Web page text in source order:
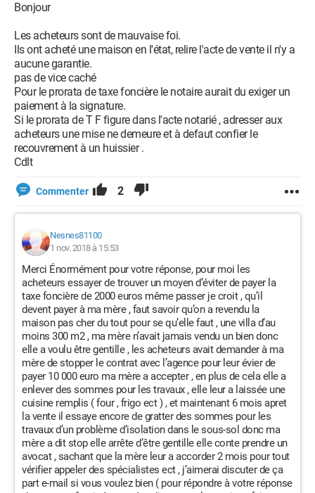
Bonjour
Les acheteurs sont de mauvaise foi.
Ils ont acheté une maison en l'état, relire l'acte de vente il n'y a
aucune garantie.
pas de vice caché
Pour le prorata de taxe foncière le notaire aurait du exiger un
paiement à la signature.
Si le prorata de T F figure dans l'acte notarié , adresser aux
acheteurs une mise ne demeure et à defaut confier le
recouvrement à un huissier .
Cdlt
Commenter 2
Nesnes81100
1 nov. 2018 à 15:53
Merci Énormément pour votre réponse, pour moi les
acheteurs essayer de trouver un moyen d’éviter de payer la
taxe foncière de 2000 euros même passer je croit , qu’il
devent payer à ma mère , faut savoir qu’on a revendu la
maison pas cher du tout pour se qu’elle faut , une villa d’au
moins 300 m2 , ma mère n’avait jamais vendu un bien donc
elle a voulu être gentille , les acheteurs avait demander à ma
mère de stopper le contrat avec l’agence pour leur évier de
payer 10 000 euro ma mère a accepter , en plus de cela elle a
enlever des sommes pour les travaux , elle leur a laissée une
cuisine remplis ( four , frigo ect ) , et maintenant 6 mois apret
la vente il essaye encore de gratter des sommes pour les
travaux d’un problème d’isolation dans le sous-sol donc ma
mère a dit stop elle arrête d’être gentille elle conte prendre un
avocat , sachant que la mère leur a accorder 2 mois pour tout
vérifier appeler des spécialistes ect , j’aimerai discuter de ça
part e-mail si vous voulez bien ( pour répondre à votre réponse